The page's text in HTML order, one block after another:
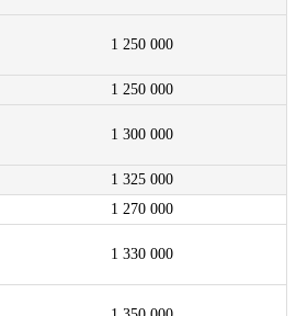
1 250 000
1 250 000
1 300 000
1 325 000
1 270 000
1 330 000